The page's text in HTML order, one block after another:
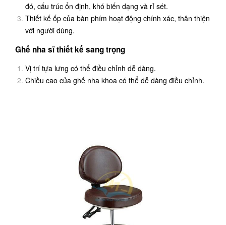
đó, cấu trúc ổn định, khó biến dạng và rỉ sét.
Thiết kế ốp của bàn phím hoạt động chính xác, thân thiện
với người dùng.
Ghế nha sĩ thiết kế sang trọng
Vị trí tựa lưng có thể điều chỉnh dễ dàng.
Chiều cao của ghế nha khoa có thể dễ dàng điều chỉnh.